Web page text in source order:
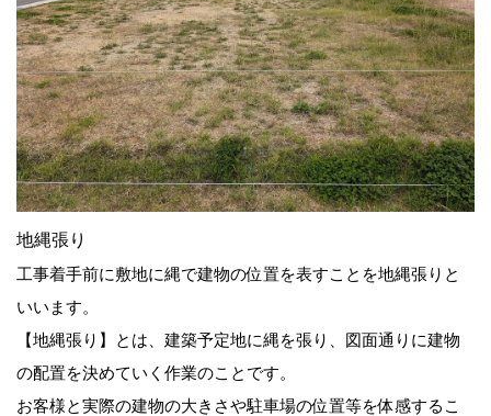
地縄張り
工事着手前に敷地に縄で建物の位置を表すことを地縄張りと
いいます。
【地縄張り】とは、建築予定地に縄を張り、図面通りに建物
の配置を決めていく作業のことです。
お客様と実際の建物の大きさや駐車場の位置等を体感するこ